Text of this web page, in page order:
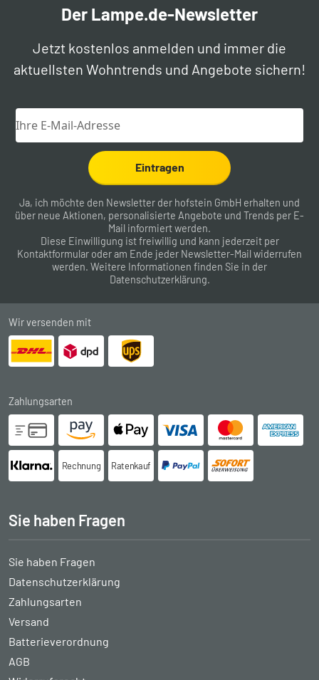
Der Lampe.de-Newsletter
Jetzt kostenlos anmelden und immer die
aktuellsten Wohntrends und Angebote sichern!
Eintragen
Ja, ich möchte den Newsletter der hofstein GmbH erhalten und
über neue Aktionen, personalisierte Angebote und Trends per E-
Mail informiert werden.
Diese Einwilligung ist freiwillig und kann jederzeit per
Kontaktformular oder am Ende jeder Newsletter-Mail widerrufen
werden. Weitere Informationen finden Sie in der
Datenschutzerklärung.
Wir versenden mit
Zahlungsarten
Rechnung Ratenkauf
Sie haben Fragen
Sie haben Fragen
Datenschutzerklärung
Zahlungsarten
Versand
Batterieverordnung
AGB